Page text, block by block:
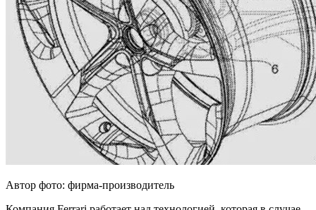
Автор фото: фирма-производитель